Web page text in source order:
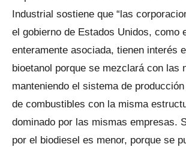
Industrial sostiene que “las
el gobierno de Estados Unidos, como
enteramente asociada, tienen interés
bioetanol porque se mezclará con las
manteniendo el sistema de
de combustibles con la misma
dominado por las mismas empresas.
por el biodiesel es menor, porque se